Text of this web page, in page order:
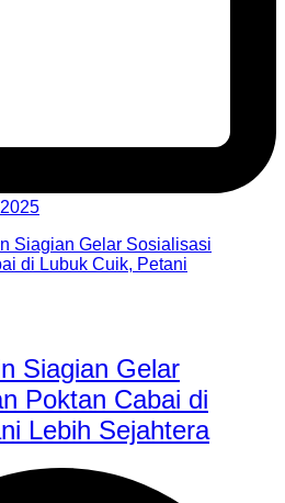
Siagian Gelar
Poktan Cabai di
Lebih Sejahtera